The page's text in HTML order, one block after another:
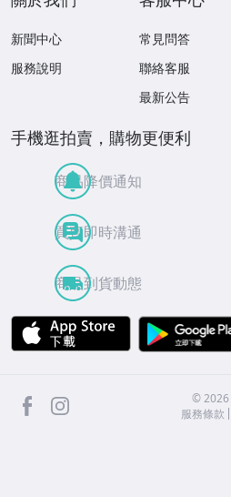
新聞中心
服務說明
常見問答
聯絡客服
最新公告
手機逛拍賣，購物更便利
商品降價通知
買賣即時溝通
商品到貨動態
APP Store
facebook ©2026
服務條款